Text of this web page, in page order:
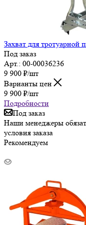
Захват для тротуарной
Под заказ
Арт.: 00-00036236
9 900 ₽/шт
Варианты цен
9 900 ₽/шт
Подробности
Под заказ
Наши менеджеры
условия заказа
Рекомендуем